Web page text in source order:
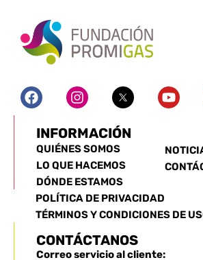
INFORMACIÓN
QUIÉNES SOMOS
LO QUE HACEMOS
DÓNDE ESTAMOS
POLÍTICA DE PRIVACIDAD
TÉRMINOS Y CONDICIONES DE
CONTÁCTANOS
Correo servicio al cliente: